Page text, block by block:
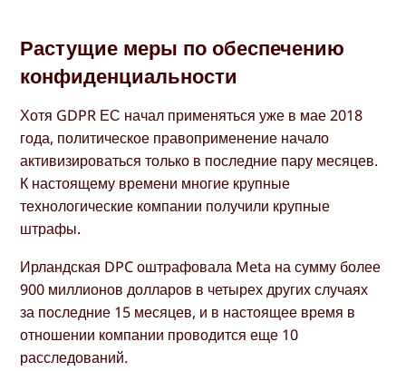
Растущие меры по обеспечению
конфиденциальности
Хотя GDPR ЕС начал применяться уже в мае 2018
года, политическое правоприменение начало
активизироваться только в последние пару месяцев.
К настоящему времени многие крупные
технологические компании получили крупные
штрафы.
Ирландская DPC оштрафовала Meta на сумму более
900 миллионов долларов в четырех других случаях
за последние 15 месяцев, и в настоящее время в
отношении компании проводится еще 10
расследований.